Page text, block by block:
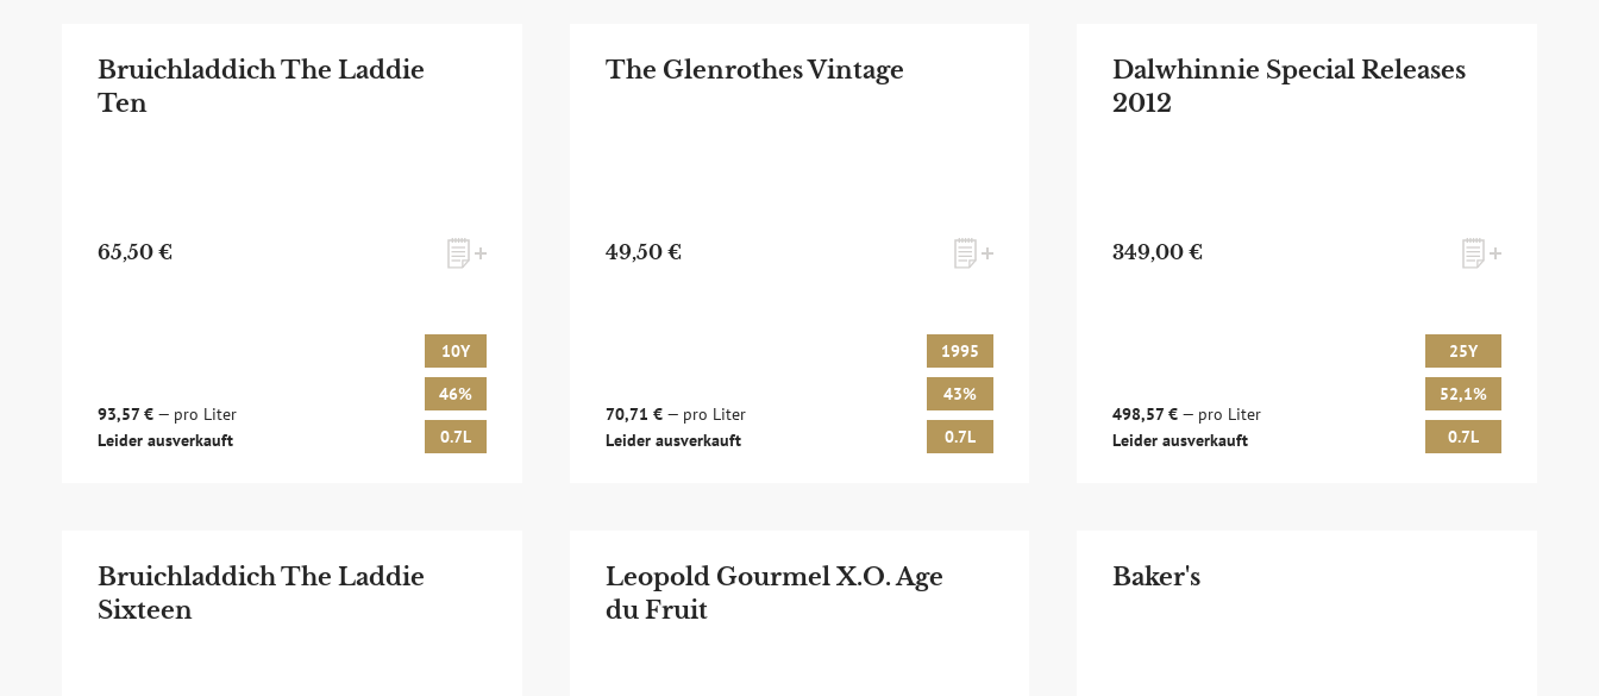
Bruichladdich The Laddie
Ten
65,50 €
93,57 € — pro Liter
Leider ausverkauft
10Y
46%
0.7L
The Glenrothes Vintage
49,50 €
70,71 €— pro Liter
Leider ausverkauft
1995
43%
0.7L
Dalwhinnie Special Releases
2012
349,00 €
498,57 € — pro Liter
Leider ausverkauft
25Y
52,1%
0.7L
Bruichladdich The Laddie
Sixteen
Leopold Gourmel X.O. Age
du Fruit
Baker's